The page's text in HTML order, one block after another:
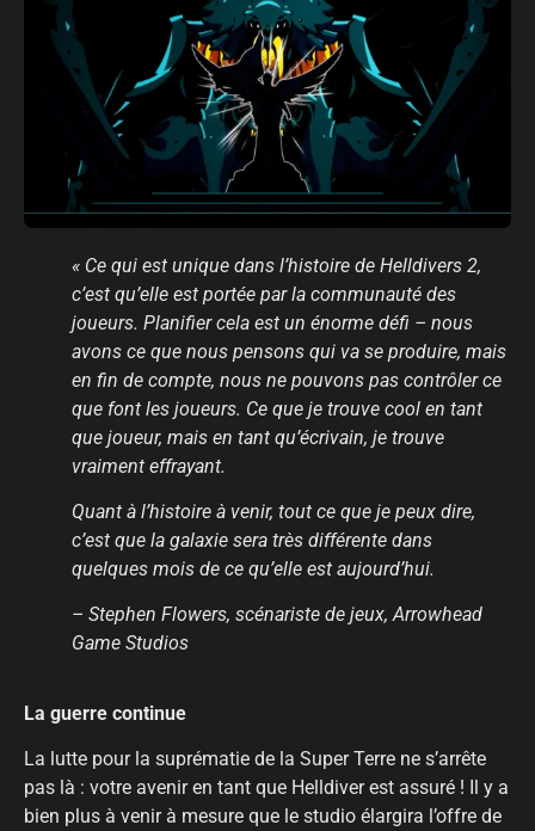
« Ce qui est unique dans l’histoire de Helldivers 2,
c’est qu’elle est portée par la communauté des
joueurs. Planifier cela est un énorme défi – nous
avons ce que nous pensons qui va se produire, mais
en fin de compte, nous ne pouvons pas contrôler ce
que font les joueurs. Ce que je trouve cool en tant
que joueur, mais en tant qu’écrivain, je trouve
vraiment effrayant.
Quant à l’histoire à venir, tout ce que je peux dire,
c’est que la galaxie sera très différente dans
quelques mois de ce qu’elle est aujourd’hui.
– Stephen Flowers, scénariste de jeux, Arrowhead
Game Studios
La guerre continue
La lutte pour la suprématie de la Super Terre ne s’arrête
pas là : votre avenir en tant que Helldiver est assuré ! Il y a
bien plus à venir à mesure que le studio élargira l’offre de